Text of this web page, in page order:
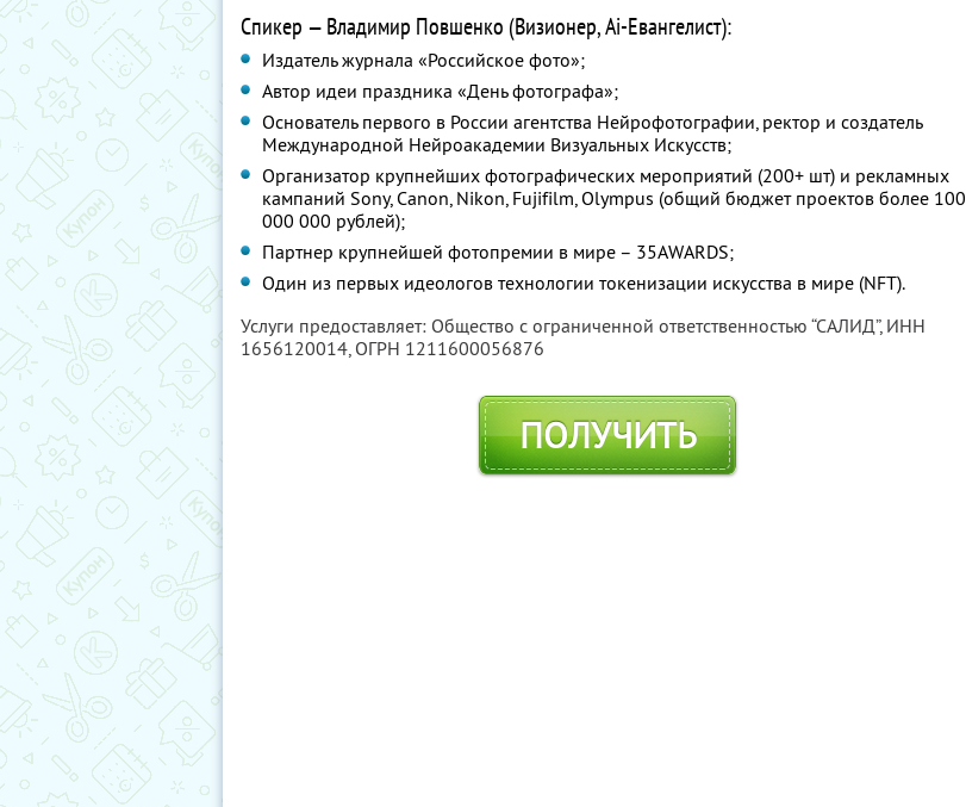
Спикер — Владимир Повшенко (Визионер, Ai-Евангелист):
Издатель журнала «Российское фото»;
Автор идеи праздника «День фотографа»;
Основатель первого в России агентства Нейрофотографии, ректор и создатель
Международной Нейроакадемии Визуальных Искусств;
Организатор крупнейших фотографических мероприятий (200+ шт) и рекламных
кампаний Sony, Canon, Nikon, Fujifilm, Olympus (общий бюджет проектов более 100
000 000 рублей);
Партнер крупнейшей фотопремии в мире – 35AWARDS;
Один из первых идеологов технологии токенизации искусства в мире (NFT).
Услуги предоставляет: Общество с ограниченной ответственностью “САЛИД”, ИНН
1656120014, ОГРН 1211600056876
ПОЛУЧИТЬ